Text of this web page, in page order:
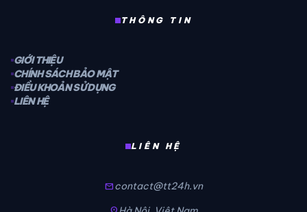
THÔNG TIN
GIỚI THIỆU
CHÍNH SÁCH BẢO MẬT
ĐIỀU KHOẢN SỬ DỤNG
LIÊN HỆ
LIÊN HỆ
mailcontact@tt24h.vn